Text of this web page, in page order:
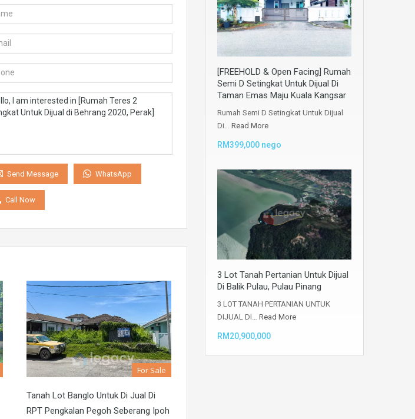
Send Message WhatsApp
Call Now
For Sale
Tanah Lot Banglo Untuk Di Jual Di
RPT Pengkalan Pegoh Seberang Ipoh
[FREEHOLD & Open Facing] Rumah
Semi D Setingkat Untuk Dijual Di
Taman Emas Maju Kuala Kangsar
Rumah Semi D Setingkat Untuk Dijual
Di… Read More
RM399,000 nego
3 Lot Tanah Pertanian Untuk Dijual
Di Balik Pulau, Pulau Pinang
3 LOT TANAH PERTANIAN UNTUK
DIJUAL DI… Read More
RM20,900,000